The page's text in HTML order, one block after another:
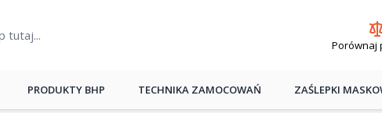
Porównaj
PRODUKTY BHP TECHNIKA ZAMOCOWAŃ ZAŚLEPKI